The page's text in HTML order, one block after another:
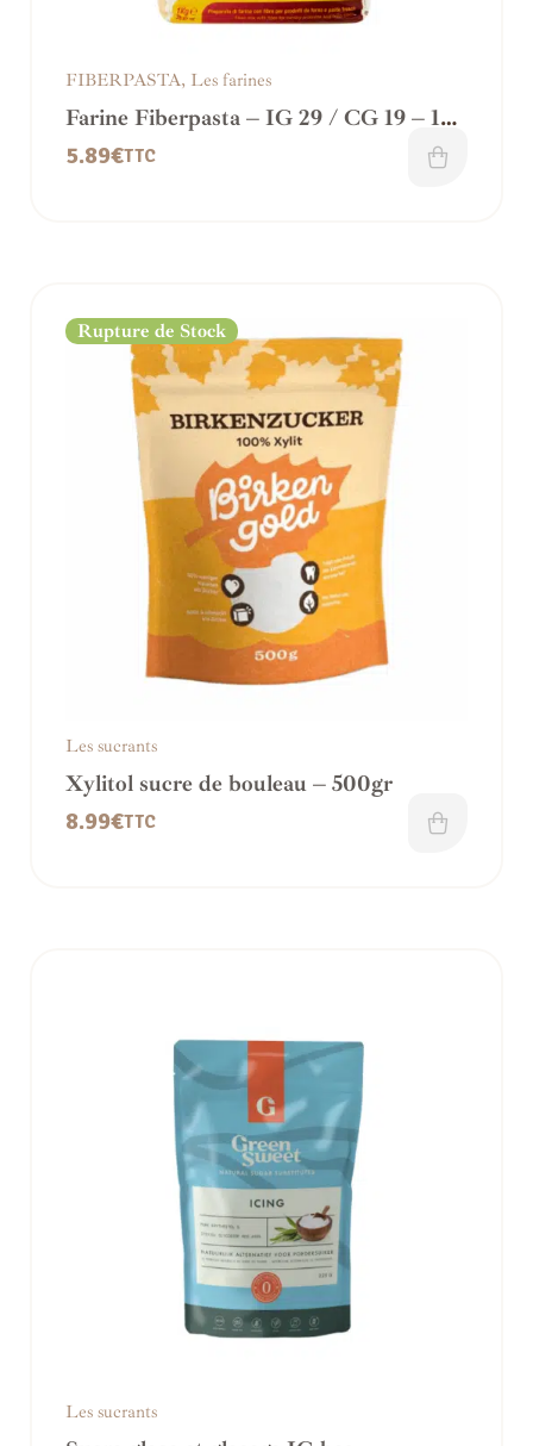
FIBERPASTA, Les farines
Farine Fiberpasta – IG 29 / CG 19 – 1
Kg
5.89€TTC
Rupture de Stock
Les sucrants
Xylitol sucre de bouleau – 500gr
8.99€TTC
Les sucrants